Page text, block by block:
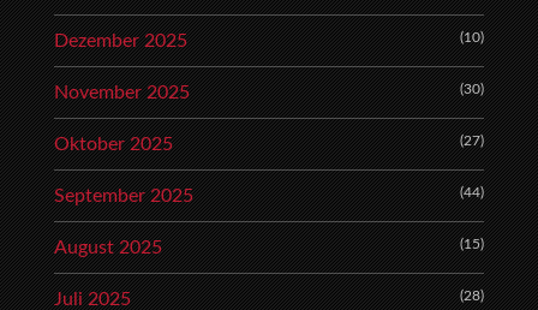
Dezember 2025 (10)
November 2025 (30)
Oktober 2025 (27)
September 2025 (44)
August 2025 (15)
Juli 2025 (28)